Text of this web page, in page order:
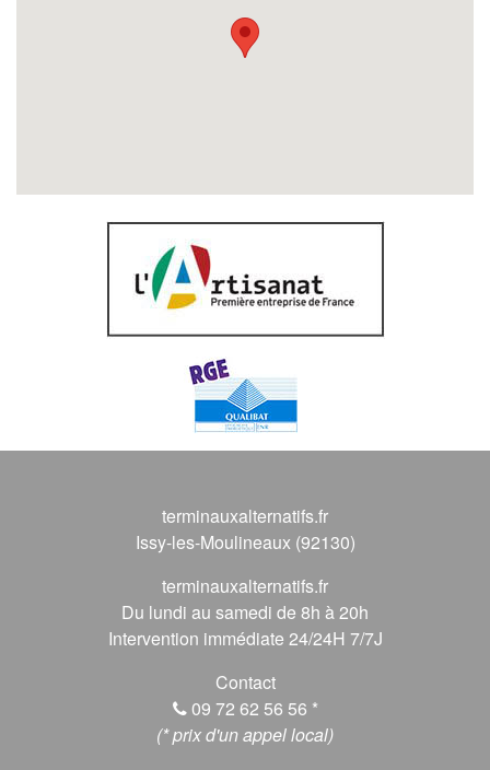
terminauxalternatifs.fr
Issy-les-Moulineaux (92130)
terminauxalternatifs.fr
Du lundi au samedi de 8h à 20h
Intervention immédiate 24/24H 7/7J
Contact
09 72 62 56 56 *
(* prix d'un appel local)